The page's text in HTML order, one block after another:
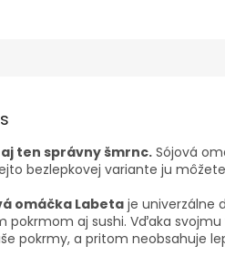
ten správny šmrnc. Sójová
bezlepkovej variante ju
omáčka Labeta je univerzálne
pokrmom aj sushi. Vďaka
pokrmy, a pritom neobsahuje